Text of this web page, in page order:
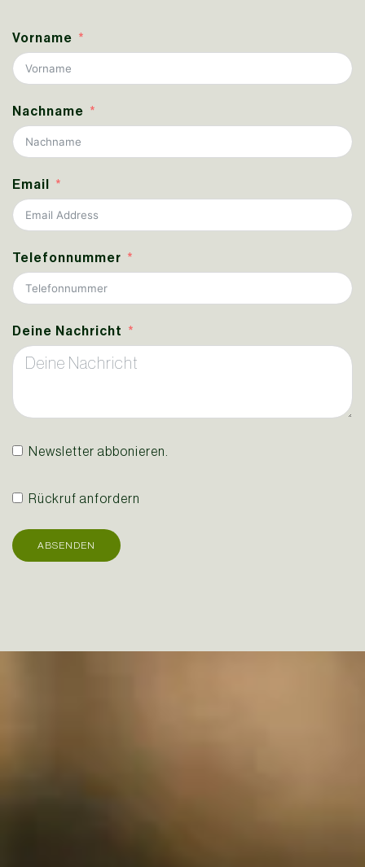
Vorname
Nachname
Email
Telefonnummer
Deine Nachricht
Newsletter abbonieren.
Rückruf anfordern
ABSENDEN